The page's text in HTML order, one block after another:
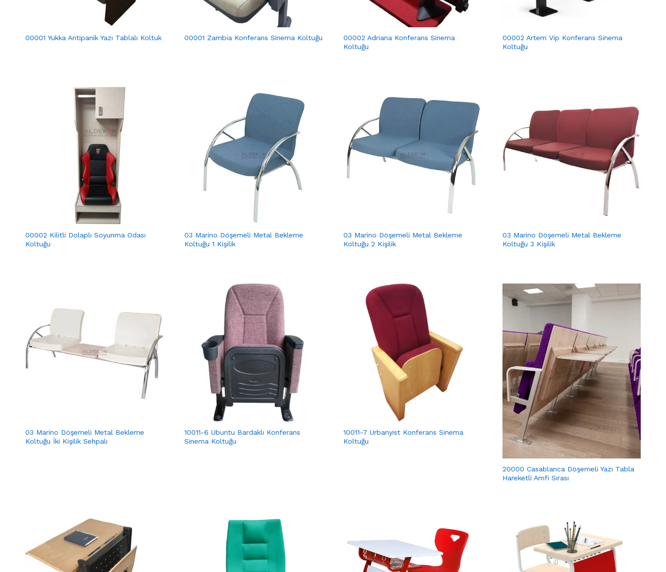
00001 Yukka Antipanik Yazı Tablalı Koltuk 00001 Zambia Konferans Sinema Koltuğu
00002 Adriana Konferans Sinema
Koltuğu
00002 Artem Vip Konferans Sinema
Koltuğu
00002 Kilitli Dolaplı Soyunma Odası
Koltuğu
03 Marino Döşemeli Metal Bekleme
Koltuğu 1 Kişilik
03 Marino Döşemeli Metal Bekleme
Koltuğu 2 Kişilik
03 Marino Döşemeli Metal Bekleme
Koltuğu 3 Kişilik
03 Marino Döşemeli Metal Bekleme
Koltuğu İki Kişilik Sehpalı
10011-6 Ubuntu Bardaklı Konferans
Sinema Koltuğu
10011-7 Urbanyist Konferans Sinema
Koltuğu
20000 Casablanca Döşemeli Yazı Tabla
Hareketli Amfi Sırası